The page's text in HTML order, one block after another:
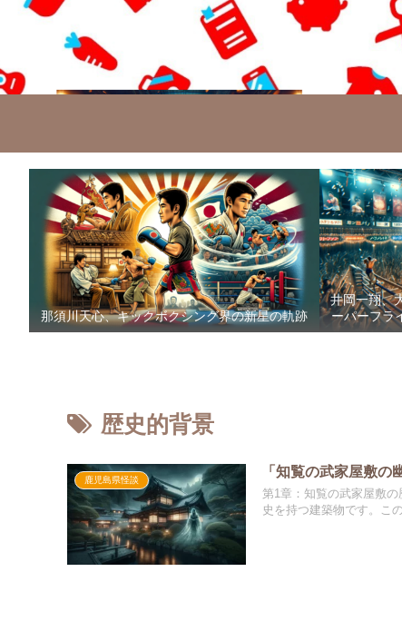
那須川天心、キックボクシング界の新星の軌跡
井岡一翔、
ーパーフラ
歴史的背景
鹿児島県怪談
「知覧の武家屋敷の
第1章：知覧の武家屋敷
史を持つ建築物です。こ